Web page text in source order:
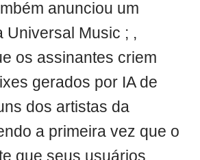
anunciou um
Universal Music ; ,
os assinantes criem
gerados por IA de
dos artistas da
a primeira vez que o
que seus usuários